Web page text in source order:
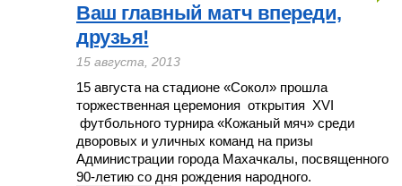
Ваш главный матч впереди,
друзья!
15 августа, 2013
15 августа на стадионе «Сокол» прошла
торжественная церемония открытия XVI
футбольного турнира «Кожаный мяч» среди
дворовых и уличных команд на призы
Администрации города Махачкалы, посвященного
90-летию со дня рождения народного.